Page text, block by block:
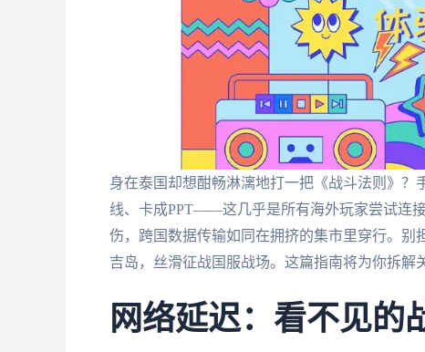
身在泰国却想酣畅淋漓地打一把《战斗法则》
线、卡成PPT——这几乎是所有海外玩家尝试连
伤，跨国数据传输如同在拥挤的集市里穿行。
吉岛，丝滑征战国服战场。这篇指南将为你拆解
网络延迟：看不见的